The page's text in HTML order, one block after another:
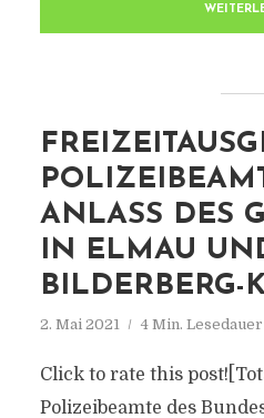
ANLASS DES
IN ELMAU
BILDERBERG-
2. Mai 2021 4 Min. Lesedauer
Click to rate this
Polizeibeamte des